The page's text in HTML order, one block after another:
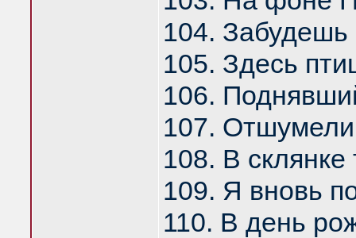
104. Забудешь
105. Здесь
106.
107.
108. В склянке
109. Я вновь
110. В день